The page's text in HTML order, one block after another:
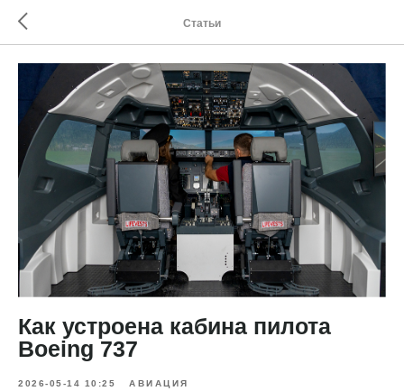
Статьи
Как устроена кабина пилота
Boeing 737
2026-05-14 10:25 АВИАЦИЯ